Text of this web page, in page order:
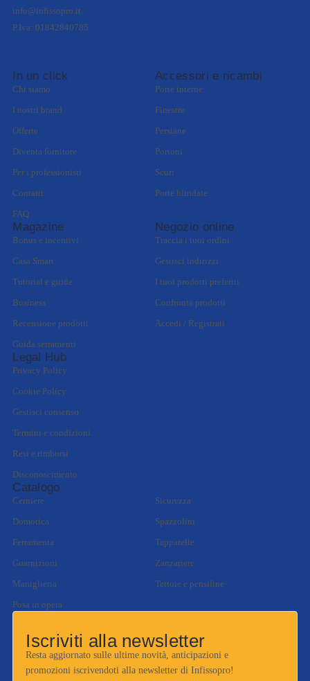
info@infissopro.it
P.Iva: 01842840785
In un click
Chi siamo
I nostri brand
Offerte
Diventa fornitore
Per i professionisti
Contatti
FAQ
Accessori e ricambi
Porte interne
Finestre
Persiane
Portoni
Scuri
Porte blindate
Magazine
Bonus e incentivi
Casa Smart
Tutorial e guide
Business
Recensione prodotti
Guida serramenti
Negozio online
Traccia i tuoi ordini
Gestisci indirizzi
I tuoi prodotti preferiti
Confronta prodotti
Accedi / Registrati
Legal Hub
Privacy Policy
Cookie Policy
Gestisci consenso
Termini e condizioni
Resi e rimborsi
Disconoscimento
Catalogo
Cerniere
Domotica
Ferramenta
Guarnizioni
Maniglieria
Posa in opera
Sicurezza
Spazzolini
Tapparelle
Zanzariere
Tettoie e pensiline
Iscriviti alla newsletter
Resta aggiornato sulle ultime novità, anticipazioni e
promozioni iscrivendoti alla newsletter di Infissopro!